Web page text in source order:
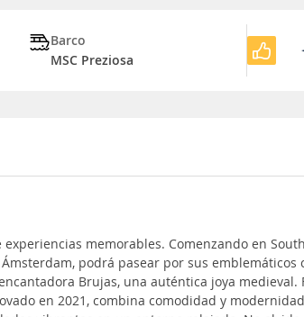
Barco
MSC Preziosa
memorables. Comenzando en
podrá pasear por sus emblemáticos
Brujas, una auténtica joya medieval.
en 2021, combina comodidad y